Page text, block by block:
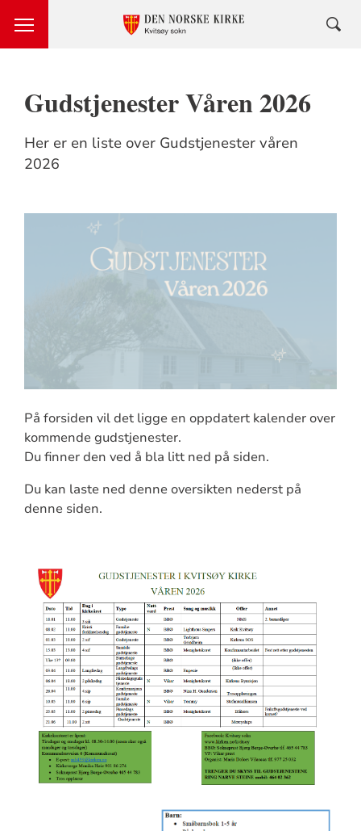
Gudstjenester Våren 2026
Her er en liste over Gudstjenester våren
2026
På forsiden vil det ligge en oppdatert kalender over
kommende gudstjenester.
Du finner den ved å bla litt ned på siden.
Du kan laste ned denne oversikten nederst på
denne siden.